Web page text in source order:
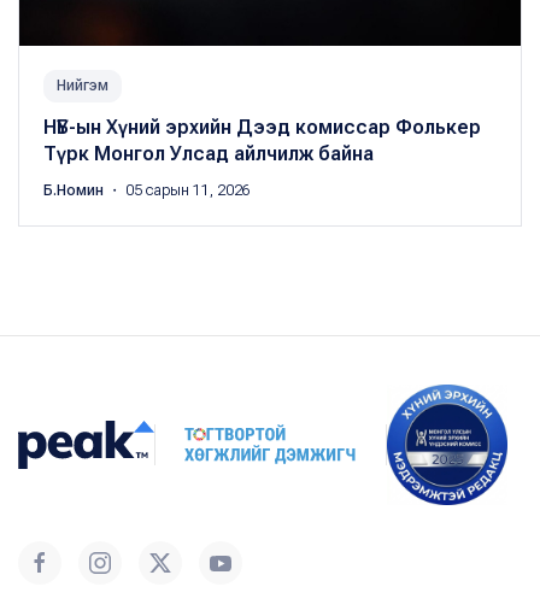
Нийгэм
НҮБ-ын Хүний эрхийн Дээд комиссар Фолькер
Түрк Монгол Улсад айлчилж байна
Б.Номин ・ 05 сарын 11, 2026